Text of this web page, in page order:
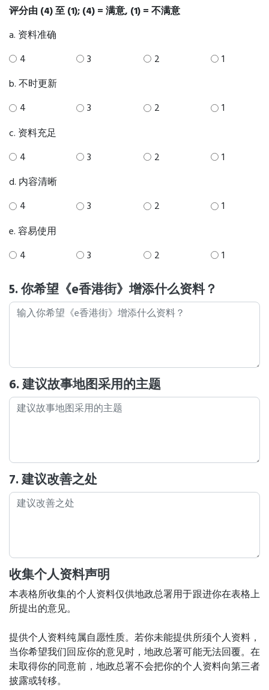
评分由 (4) 至 (1); (4) = 满意, (1) = 不满意
a. 资料准确
4
3 2
1
b. 不时更新
4
3 2
1
c. 资料充足
4
3 2
1
d. 内容清晰
4
3 2
1
e. 容易使用
4
3 2 1
5. 你希望《e香港街》增添什么资料？
6. 建议故事地图采用的主题
7. 建议改善之处
收集个人资料声明
本表格所收集的个人资料仅供地政总署用于跟进你在表格上
所提出的意见。
提供个人资料纯属自愿性质。若你未能提供所须个人资料，
当你希望我们回应你的意见时，地政总署可能无法回覆。在
未取得你的同意前，地政总署不会把你的个人资料向第三者
披露或转移。